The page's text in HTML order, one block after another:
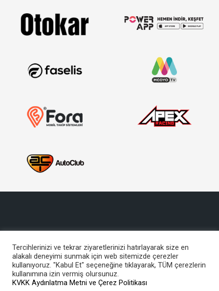
Copyright © 2017, Türkiye Otomobil Sporları Federasyonu
Bu site içeriğinin her türlü hakkı TOSFED’e aittir. İzinsiz kullanılamaz.
Tercihlerinizi ve tekrar ziyaretlerinizi hatırlayarak size en
alakalı deneyimi sunmak için web sitemizde çerezler
kullanıyoruz. "Kabul Et" seçeneğine tıklayarak, TÜM çerezlerin
kullanımına izin vermiş olursunuz.
KVKK Aydınlatma Metni ve Çerez Politikası